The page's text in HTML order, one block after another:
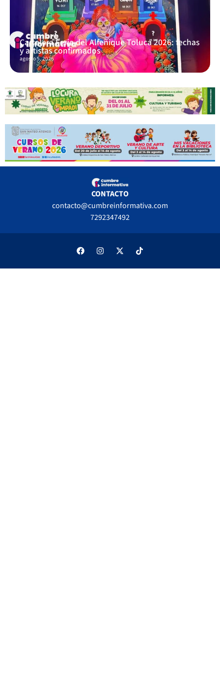
Cartelera Feria del Alfeñique Toluca 2026: fechas
y artistas confirmados
agosto 5, 2026
CONTACTO
contacto@cumbreinformativa.com
7292347492